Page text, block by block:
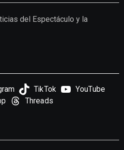
del Espectáculo y la
TikTok
YouTube
Threads